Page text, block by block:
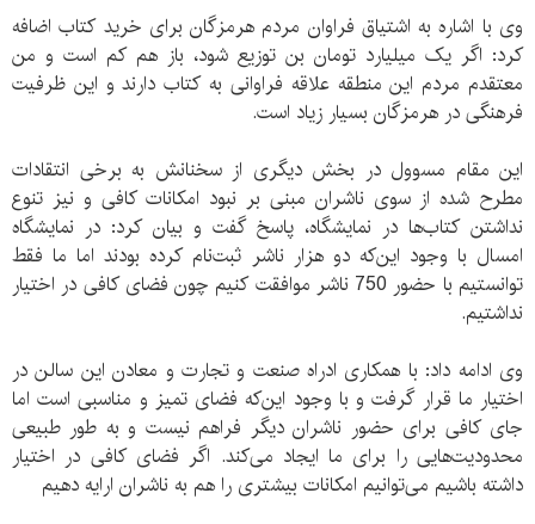
وی با اشاره به اشتیاق فراوان مردم هرمزگان برای خرید کتاب اضافه
کرد: اگر یک میلیارد تومان بن توزیع شود، باز هم کم است و من
معتقدم مردم این منطقه علاقه فراوانی به کتاب دارند و این ظرفیت
فرهنگی در هرمزگان بسیار زیاد است.
این مقام مسوول در بخش دیگری از سخنانش به برخی انتقادات
مطرح شده از سوی ناشران مبنی بر نبود امکانات کافی و نیز تنوع
نداشتن کتاب‌ها در نمایشگاه، پاسخ گفت و بیان کرد: در نمایشگاه
امسال با وجود این‌که دو هزار ناشر ثبت‌نام کرده بودند اما ما فقط
توانستیم با حضور 750 ناشر موافقت کنیم چون فضای کافی در اختیار
نداشتیم.
وی ادامه داد: با همکاری ادراه صنعت و تجارت و معادن این سالن در
اختیار ما قرار گرفت و با وجود این‌که فضای تمیز و مناسبی است اما
جای کافی برای حضور ناشران دیگر فراهم نیست و به طور طبیعی
محدودیت‌هایی را برای ما ایجاد می‌کند. اگر فضای کافی در اختیار
داشته باشیم می‌توانیم امکانات بیشتری را هم به ناشران ارایه دهیم